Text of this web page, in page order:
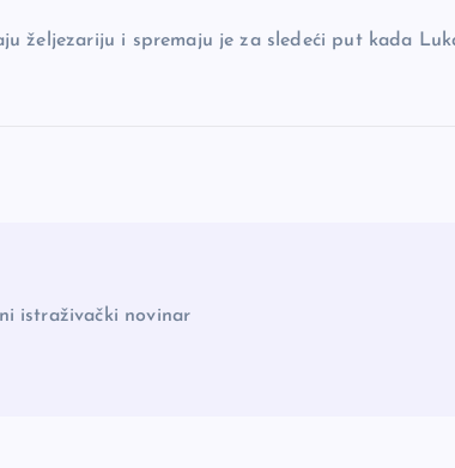
željezariju i spremaju je za sledeći put kada
istraživački novinar